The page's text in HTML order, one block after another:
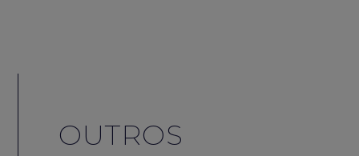
OUTROS